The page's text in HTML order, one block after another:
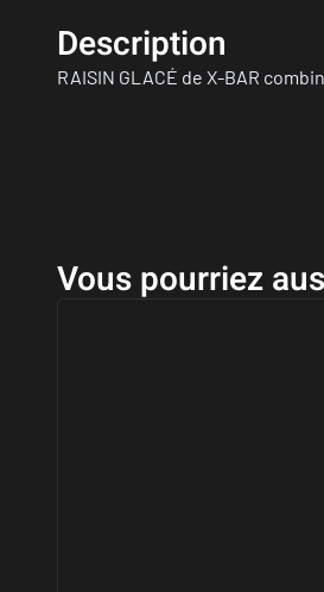
Description
RAISIN GLACÉ de X-BAR
Vous pourriez